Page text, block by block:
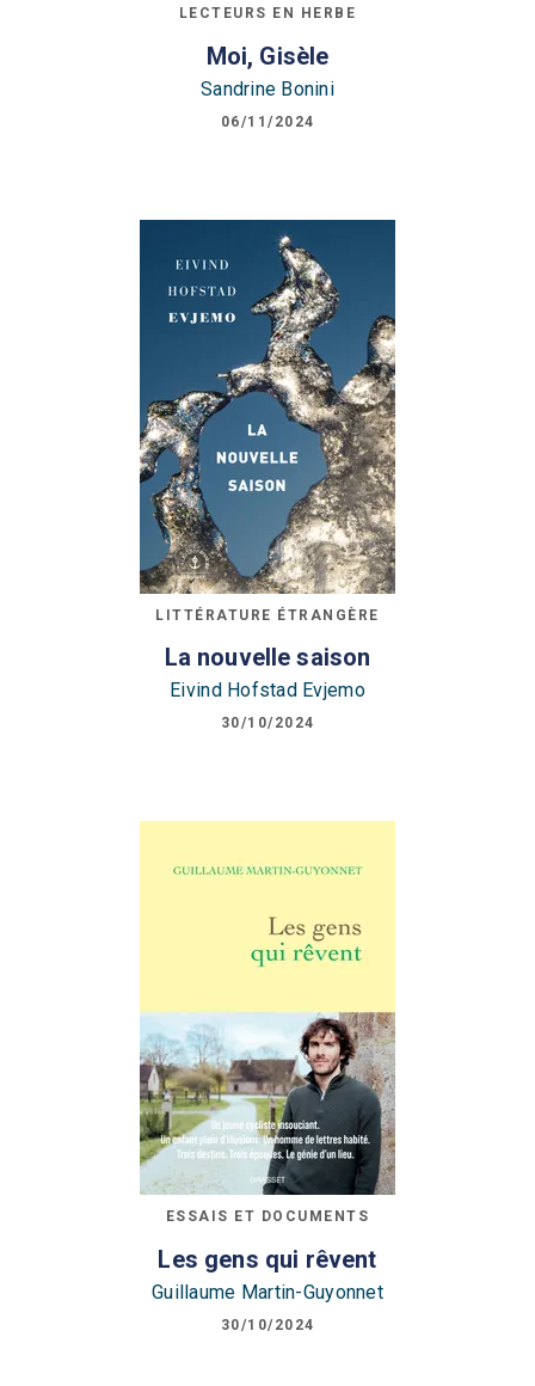
LECTEURS EN HERBE
Moi, Gisèle
Sandrine Bonini
06/11/2024
LITTÉRATURE ÉTRANGÈRE
La nouvelle saison
Eivind Hofstad Evjemo
30/10/2024
ESSAIS ET DOCUMENTS
Les gens qui rêvent
Guillaume Martin-Guyonnet
30/10/2024